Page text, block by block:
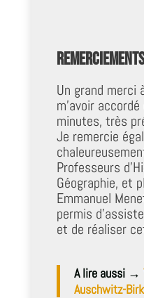
Remerciements
Un grand merci
m’avoir
minutes, très
Je remercie
Professeurs
Géographie, et
Emmanuel
permis
et de réaliser
A lire aussi →
Auschwitz-